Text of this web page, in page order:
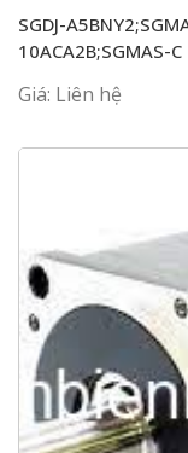
SGDJ-
10ACA2B;SGMAS-C
Giá: Liên hệ